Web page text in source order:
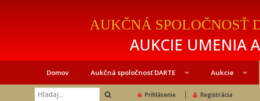
AUKČNÁ SPOLOČNOSŤ
AUKCIE UMENIA
Domov Aukčná spoločnosť DARTE Aukcie
Prihlásenie Registrácia